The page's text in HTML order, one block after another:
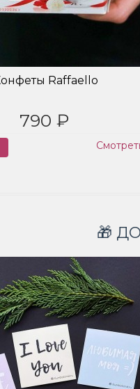
Raffaello
790 ₽
🎁